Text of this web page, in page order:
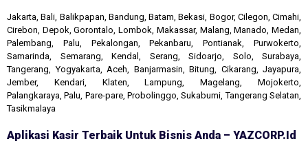
Jakarta, Bali, Balikpapan, Bandung, Batam, Bekasi, Bogor, Cilegon, Cimahi,
Cirebon, Depok, Gorontalo, Lombok, Makassar, Malang, Manado, Medan,
Palembang, Palu, Pekalongan, Pekanbaru, Pontianak, Purwokerto,
Samarinda, Semarang, Kendal, Serang, Sidoarjo, Solo, Surabaya,
Tangerang, Yogyakarta, Aceh, Banjarmasin, Bitung, Cikarang, Jayapura,
Jember, Kendari, Klaten, Lampung, Magelang, Mojokerto,
Palangkaraya, Palu, Pare-pare, Probolinggo, Sukabumi, Tangerang Selatan,
Tasikmalaya
Aplikasi Kasir Terbaik Untuk Bisnis Anda – YAZCORP.id